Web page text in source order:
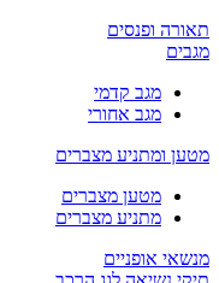
תאורה ופנסים
מגבים
מגב קדמי
מגב אחורי
מטען ומתניע מצברים
מטען מצברים
מתניע מצברים
מנשאי אופניים